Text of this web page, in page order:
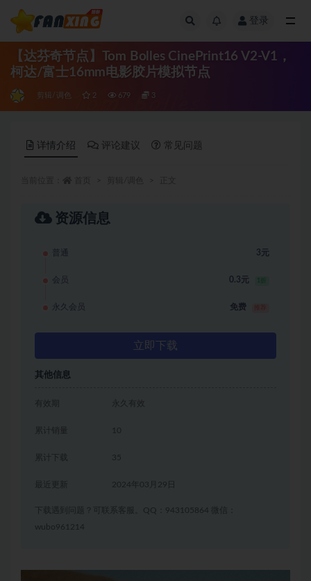
登录
【达芬奇节点】Tom Bolles CinePrint16 V2-V1，
柯达/富士16mm电影胶片模拟节点
剪辑/调色 2 679 3
详情介绍 评论建议 常见问题
资源信息
普通 3元
会员 0.3元 1折
永久会员 免费
立即下载
其他信息
有效期 永久有效
累计销量 10
累计下载 35
2024年03月29日
下载遇到问题？可联系客服。QQ：943105864 微信：
wubo961214